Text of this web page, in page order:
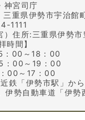
神宮司庁
重県伊勢市宇治館
1111
）住所:三重県伊勢
時間】
：00～18：00
：00～19：00
00～17：00
鉄「伊勢市駅」か
伊勢自動車道「伊